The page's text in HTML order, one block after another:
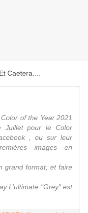
Caetera...
of the Year 2021
Juillet pour le Color
, ou sur leur
images en
grand format, et faire
L’ultimate "Grey" est